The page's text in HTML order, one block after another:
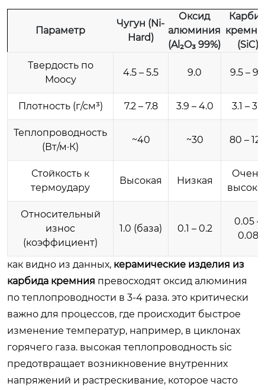
Параметр
Чугун (Ni-
Hard)
Оксид
алюминия
(Al₂O₃ 99%)
(SiC)
Твердость по
Моосу
4.5 – 5.5 9.0 9.5 –
Плотность (г/см³) 7.2 – 7.8 3.9 – 4.0 3.1 – 3.2
Теплопроводность
(Вт/м·К)
~40 ~30 80 –
Стойкость к
термоудару
Высокая Низкая
Очень
Относительный
износ
(коэффициент)
1.0 (база) 0.1 – 0.2
0.05 –
0.08
как видно из данных, керамические изделия из
карбида кремния превосходят оксид алюминия
по теплопроводности в 3-4 раза. это критически
важно для процессов, где происходит быстрое
изменение температур, например, в циклонах
горячего газа. высокая теплопроводность sic
предотвращает возникновение внутренних
напряжений и растрескивание, которое часто